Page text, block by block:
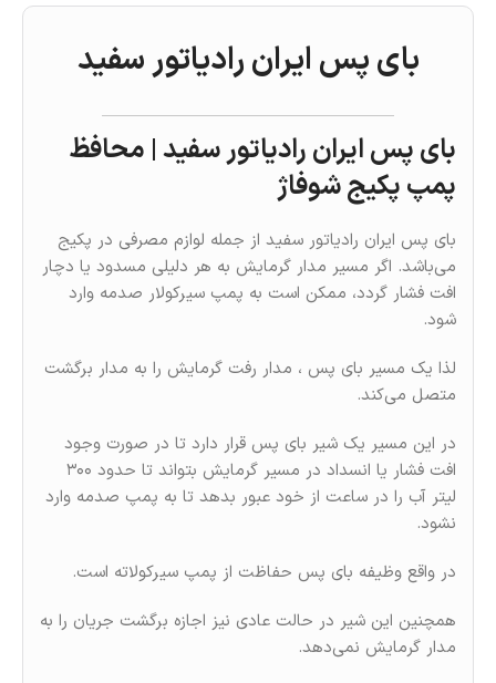
بای پس ایران رادیاتور سفيد
بای پس ایران رادیاتور سفید | محافظ
پمپ پکیج شوفاژ
بای پس ایران رادیاتور سفید از جمله لوازم مصرفی در پکیج
می‌باشد. اگر مسیر مدار گرمایش به هر دلیلی مسدود یا دچار
افت فشار گردد، ممکن است به پمپ سیرکولار صدمه وارد
شود.
لذا یک مسیر بای پس ، مدار رفت گرمایش را به مدار برگشت
متصل می‌کند.
در این مسیر یک شیر بای پس قرار دارد تا در صورت وجود
افت فشار یا انسداد در مسیر گرمایش بتواند تا حدود ۳۰۰
لیتر آب را در ساعت از خود عبور بدهد تا به پمپ صدمه وارد
نشود.
در واقع وظیفه بای پس حفاظت از پمپ سیرکولاته است.
همچنین این شیر در حالت عادی نیز اجازه برگشت جریان را به
مدار گرمایش نمی‌دهد.